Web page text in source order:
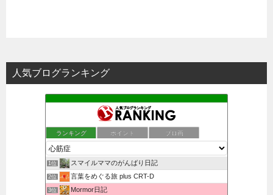
人気ブログランキング
ランキング ポイント ブロ画
1位 スマイルママのがんばり日記
2位 言葉をめぐる旅 plus CRT-D
3位 Mormor日記